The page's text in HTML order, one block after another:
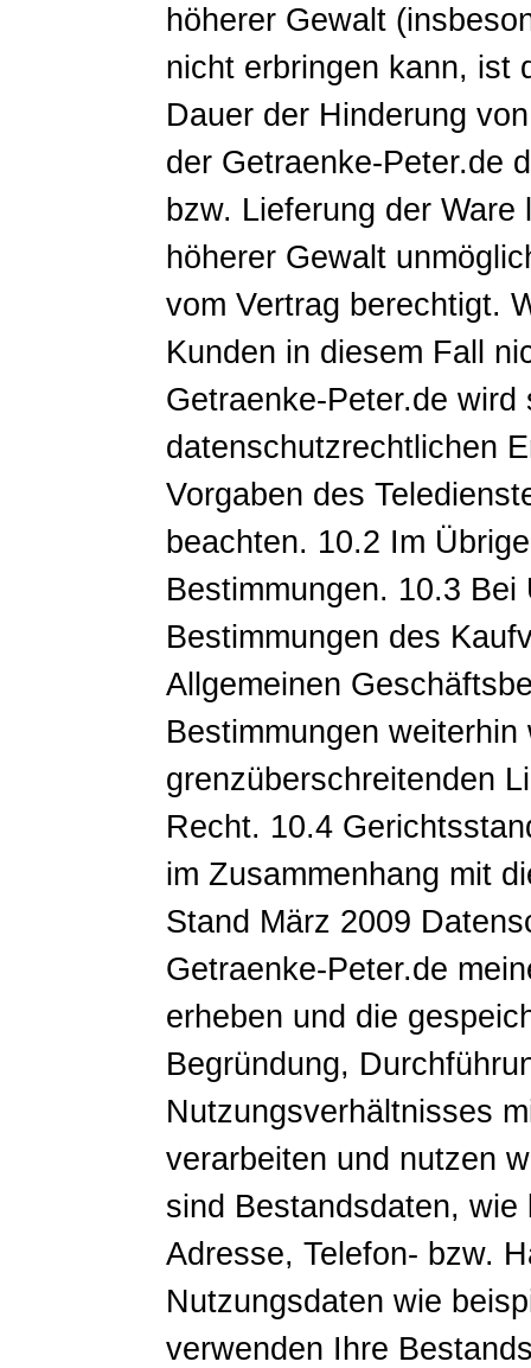
höherer Gewalt
nicht erbringen kann, ist
Dauer der Hinderung
der Getraenke-Peter.de
bzw. Lieferung der
höherer Gewalt
vom Vertrag berechtigt.
Kunden in diesem Fall
Getraenke-Peter.de wird
datenschutzrechtlichen
Vorgaben des
beachten. 10.2 Im
Bestimmungen. 10.3
Bestimmungen des
Allgemeinen
Bestimmungen weiterhin
grenzüberschreitenden
Recht. 10.4
im Zusammenhang mit
Stand März 2009
Getraenke-Peter.de
erheben und die
Begründung,
Nutzungsverhältnisses
verarbeiten und nutzen
sind Bestandsdaten,
Adresse, Telefon- bzw.
Nutzungsdaten wie
verwenden Ihre